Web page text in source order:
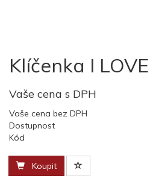
Klíčenka I
Vaše cena s DPH
Vaše cena bez DPH
Dostupnost
Kód
Koupit